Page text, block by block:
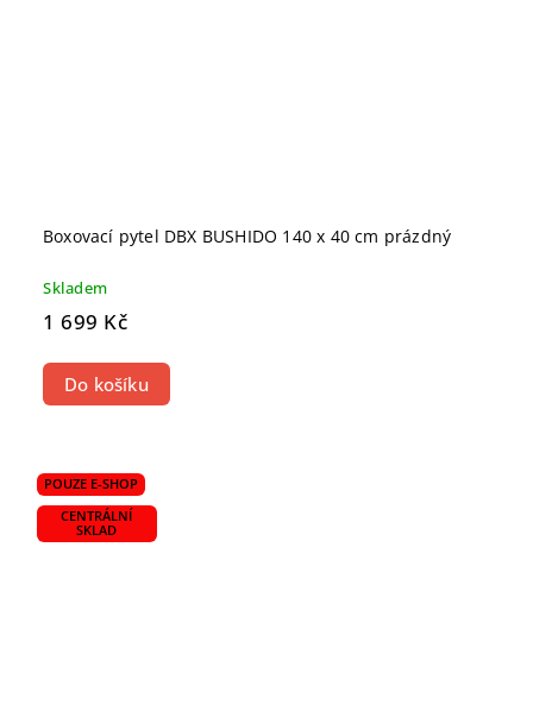
Boxovací pytel DBX BUSHIDO 140 x 40 cm prázdný
Skladem
1 699 Kč
Do košíku
POUZE E-SHOP
CENTRÁLNÍ
SKLAD